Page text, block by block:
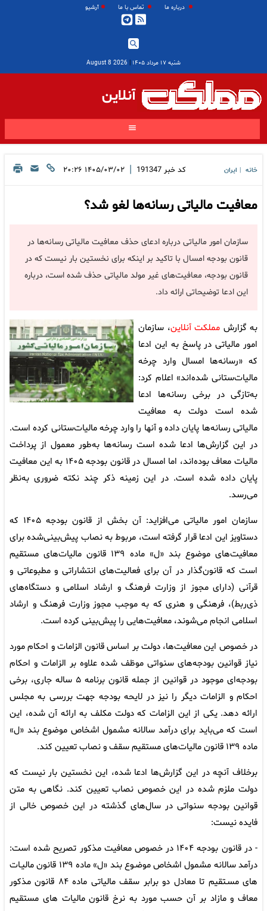
درباره ما تماس با ما آرشیو
شنبه ۱۷ مرداد ۱۴۰۵ |
2026 August 8
آنلاین
خانه ایران کد خبر 191347
| ۱۴۰۵/۰۳/۰۲ ۲۰:۲۶
معافیت مالیاتی رسانه‌ها لغو شد؟
سازمان امور مالیاتی درباره ادعای حذف معافیت مالیاتی رسانه‌ها در
قانون بودجه امسال با تاکید بر اینکه برای نخستین بار نیست که در
قانون بودجه، معافیت‌های غیر مولد مالیاتی حذف شده است، درباره
این ادعا توضیحاتی ارائه داد.
به گزارش مملکت آنلاین، سازمان
امور مالیاتی در پاسخ به این ادعا
که «رسانه‌ها امسال وارد چرخه
مالیات‌ستانی شده‌اند» اعلام کرد:
به‌تازگی در برخی رسانه‌ها ادعا
شده است دولت به معافیت
مالیاتی رسانه‌ها پایان داده و آنها را وارد چرخه مالیات‌ستانی کرده است.
در این گزارش‌ها ادعا شده است رسانه‌ها به‌طور معمول از پرداخت
مالیات معاف بوده‌اند، اما امسال در قانون بودجه ۱۴۰۵ به این معافیت
پایان داده شده است. در این زمینه ذکر چند نکته ضروری به‌نظر
می‌رسد.
سازمان امور مالیاتی می‌افزاید: آن بخش از قانون بودجه ۱۴۰۵ که
دستاویز این ادعا قرار گرفته است، مربوط به نصاب‌ پیش‌بینی‌شده برای
معافیت‌های موضوع بند «ل» ماده ۱۳۹ قانون مالیات‌های مستقیم
است که قانون‌گذار در آن برای فعالیت‌های انتشاراتی و مطبوعاتی و
قرآنی (دارای مجوز از وزارت فرهنگ و ارشاد اسلامی و دستگاه‌های
ذی‌ربط)، فرهنگی و هنری که به موجب مجوز وزارت فرهنگ و ارشاد
اسلامی انجام می‌شوند، معافیت‌هایی را پیش‌بینی کرده است.
در خصوص این معافیت‌ها، دولت بر اساس قانون الزامات و احکام مورد
نیاز قوانین بودجه‌های سنواتی موظف شده علاوه بر الزامات و احکام
بودجه‌ای موجود در قوانین از جمله قانون برنامه ۵ ساله جاری، برخی
احکام و الزامات دیگر را نیز در لایحه بودجه جهت بررسی به مجلس
ارائه دهد. یکی از این الزامات که دولت مکلف به ارائه آن شده، این
است که می‌باید برای درآمد سالانه مشمول اشخاص موضوع بند «ل»
ماده ۱۳۹ قانون مالیات‌های مستقیم سقف و نصاب تعیین کند.
برخلاف آنچه در این گزارش‌ها ادعا شده، این نخستین بار نیست که
دولت ملزم شده در این خصوص نصاب تعیین کند. نگاهی به متن
قوانین بودجه سنواتی در سال‌های گذشته در این خصوص خالی از
فایده نیست:
- در قانون بودجه ۱۴۰۴ در خصوص معافیت مذکور تصریح شده است:
درآمد سالانه مشمول اشخاص موضـوع بند «ل» ماده ۱۳۹ قانون مالیـات
های مسـتقیم تا معادل دو برابر سقف مالیاتی ماده ۸۴ قانون مذکور
معاف و مازاد بر آن حسب مورد به نرخ قانون مالیات های مستقیم